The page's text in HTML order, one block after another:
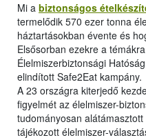
Mi a biztonságos
termelődik 570 ezer tonna
háztartásokban évente és
Elsősorban ezekre a
Élelmiszerbiztonsági
elindított Safe2Eat kampány.
A 23 országra kiterjedő
figyelmét az élelmiszer-
tudományosan
tájékozott élelmiszer-